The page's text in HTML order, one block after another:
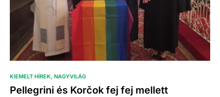
KIEMELT HÍREK NAGYVILÁG
Pellegrini és Korčok fej fej mellett